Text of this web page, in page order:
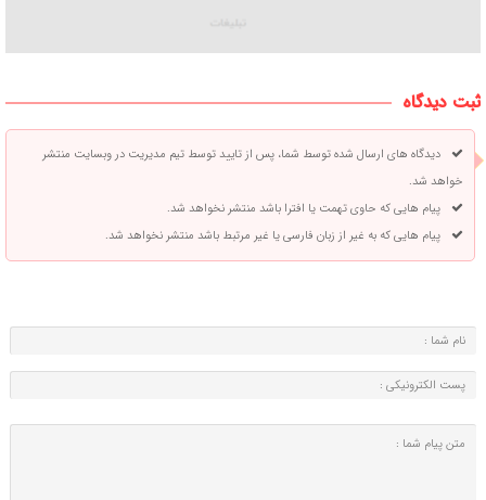
ثبت دیدگاه
دیدگاه های ارسال شده توسط شما، پس از تایید توسط تیم مدیریت در وبسایت منتشر
خواهد شد.
پیام هایی که حاوی تهمت یا افترا باشد منتشر نخواهد شد.
پیام هایی که به غیر از زبان فارسی یا غیر مرتبط باشد منتشر نخواهد شد.